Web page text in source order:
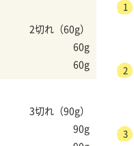
2切れ（60g）
60g
60g
3切れ（90g）
90g
1
2
3